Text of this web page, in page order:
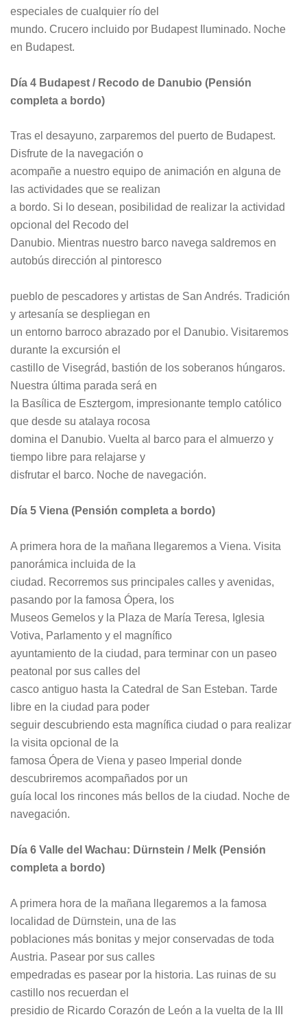
especiales de cualquier río del
mundo. Crucero incluido por Budapest Iluminado. Noche
en Budapest.
Día 4 Budapest / Recodo de Danubio (Pensión
completa a bordo)
Tras el desayuno, zarparemos del puerto de Budapest.
Disfrute de la navegación o
acompañe a nuestro equipo de animación en alguna de
las actividades que se realizan
a bordo. Si lo desean, posibilidad de realizar la actividad
opcional del Recodo del
Danubio. Mientras nuestro barco navega saldremos en
autobús dirección al pintoresco
pueblo de pescadores y artistas de San Andrés. Tradición
y artesanía se despliegan en
un entorno barroco abrazado por el Danubio. Visitaremos
durante la excursión el
castillo de Visegrád, bastión de los soberanos húngaros.
Nuestra última parada será en
la Basílica de Esztergom, impresionante templo católico
que desde su atalaya rocosa
domina el Danubio. Vuelta al barco para el almuerzo y
tiempo libre para relajarse y
disfrutar el barco. Noche de navegación.
Día 5 Viena (Pensión completa a bordo)
A primera hora de la mañana llegaremos a Viena. Visita
panorámica incluida de la
ciudad. Recorremos sus principales calles y avenidas,
pasando por la famosa Ópera, los
Museos Gemelos y la Plaza de María Teresa, Iglesia
Votiva, Parlamento y el magnífico
ayuntamiento de la ciudad, para terminar con un paseo
peatonal por sus calles del
casco antiguo hasta la Catedral de San Esteban. Tarde
libre en la ciudad para poder
seguir descubriendo esta magnífica ciudad o para realizar
la visita opcional de la
famosa Ópera de Viena y paseo Imperial donde
descubriremos acompañados por un
guía local los rincones más bellos de la ciudad. Noche de
navegación.
Día 6 Valle del Wachau: Dürnstein / Melk (Pensión
completa a bordo)
A primera hora de la mañana llegaremos a la famosa
localidad de Dürnstein, una de las
poblaciones más bonitas y mejor conservadas de toda
Austria. Pasear por sus calles
empedradas es pasear por la historia. Las ruinas de su
castillo nos recuerdan el
presidio de Ricardo Corazón de León a la vuelta de la III